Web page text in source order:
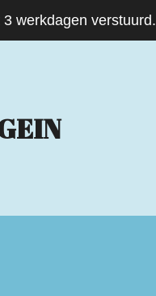
werkdagen verstuurd.